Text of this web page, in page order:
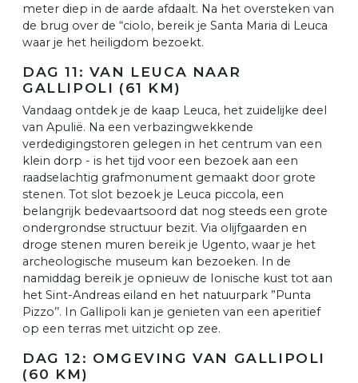
meter diep in de aarde afdaalt. Na het oversteken van
de brug over de “ciolo, bereik je Santa Maria di Leuca
waar je het heiligdom bezoekt.
DAG 11: VAN LEUCA NAAR
GALLIPOLI (61 KM)
Vandaag ontdek je de kaap Leuca, het zuidelijke deel
van Apulië. Na een verbazingwekkende
verdedigingstoren gelegen in het centrum van een
klein dorp - is het tijd voor een bezoek aan een
raadselachtig grafmonument gemaakt door grote
stenen. Tot slot bezoek je Leuca piccola, een
belangrijk bedevaartsoord dat nog steeds een grote
ondergrondse structuur bezit. Via olijfgaarden en
droge stenen muren bereik je Ugento, waar je het
archeologische museum kan bezoeken. In de
namiddag bereik je opnieuw de Ionische kust tot aan
het Sint-Andreas eiland en het natuurpark ”Punta
Pizzo’’. In Gallipoli kan je genieten van een aperitief
op een terras met uitzicht op zee.
DAG 12: OMGEVING VAN GALLIPOLI
(60 KM)